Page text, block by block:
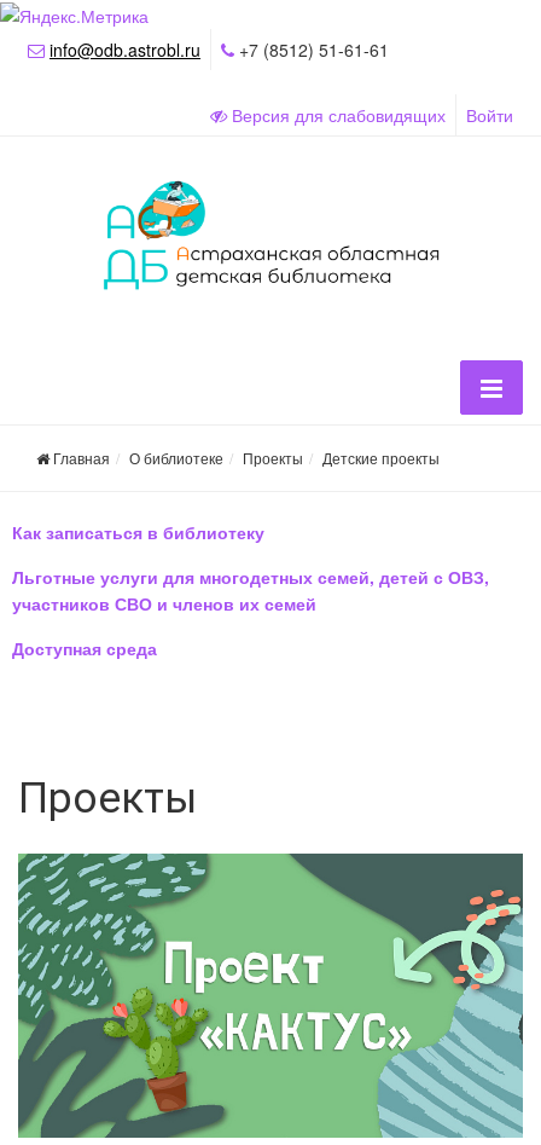
info@odb.astrobl.ru +7 (8512) 51-61-61
Версия для слабовидящих Войти
Главная О библиотеке Проекты Детские проекты
Как записаться в библиотеку
Льготные услуги для многодетных семей, детей с ОВЗ,
участников СВО и членов их семей
Доступная среда
Проекты